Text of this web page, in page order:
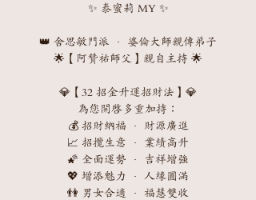
✨ 泰蜜莉 MY ✨
👑 舍思敏門派 · 婆倫大師親傳弟子
🌟【阿贊祐師父】親自主持 🌟
💎【32 招金升運招財法】💎
為您開啟多重加持：
💰 招財納福 · 財源廣進
📈 招攬生意 · 業績高升
🌠 全面運勢 · 吉祥增強
💖 增添魅力 · 人緣圓滿
👫 男女合適 · 福慧雙收